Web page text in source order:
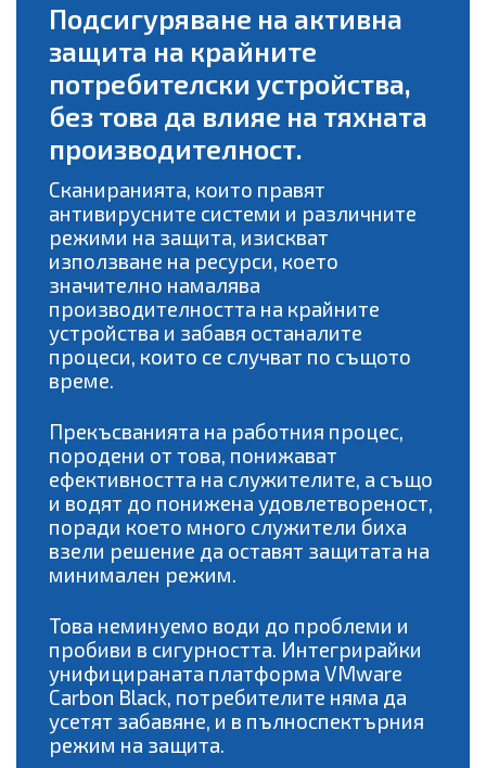
Подсигуряване на активна
защита на крайните
потребителски устройства,
без това да влияе на тяхната
производителност.
Сканиранията, които правят
антивирусните системи и различните
режими на защита, изискват
използване на ресурси, което
значително намалява
производителността на крайните
устройства и забавя останалите
процеси, които се случват по същото
време.
Прекъсванията на работния процес,
породени от това, понижават
ефективността на служителите, а също
и водят до понижена удовлетвореност,
поради което много служители биха
взели решение да оставят защитата на
минимален режим.
Това неминуемо води до проблеми и
пробиви в сигурността. Интегрирайки
унифицираната платформа VMware
Carbon Black, потребителите няма да
усетят забавяне, и в пълноспектърния
режим на защита.